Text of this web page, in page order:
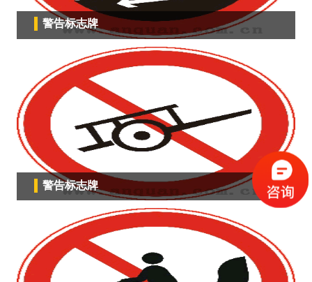
警告标志牌
警告标志牌